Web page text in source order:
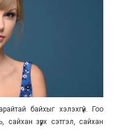
байхыг хэлэхгүй. Гоо
сайхан зүрх сэтгэл, сайхан